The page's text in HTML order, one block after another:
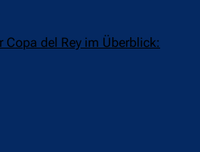
Copa del Rey im Überblick: